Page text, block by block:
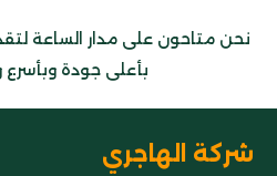
نحن متاحون على مدار الساعة
بأعلى جودة
شركة الهاجري